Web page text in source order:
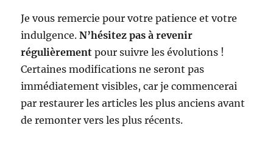
Je vous remercie pour votre patience et votre
indulgence.N’hésitez pas à revenir
régulièrement pour suivre les évolutions !
Certaines modifications ne seront pas
immédiatement visibles, car je commencerai
par restaurer les articles les plus anciens avant
de remonter vers les plus récents.